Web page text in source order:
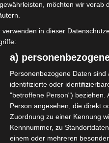
möchten wir vorab
verwenden in dieser
a)
Personenbezogene Daten
identifizierte oder
"betroffene Person") beziehen.
Person angesehen, die direkt
Zuordnung zu einer Kennung
Kennnummer, zu
einem oder mehreren